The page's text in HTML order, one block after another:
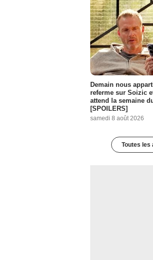
Demain nous
referme sur Soizic
attend la semaine
[SPOILERS]
samedi 8 août 2026
Toutes les